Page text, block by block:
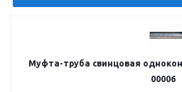
Муфта-труба свинцовая
00006